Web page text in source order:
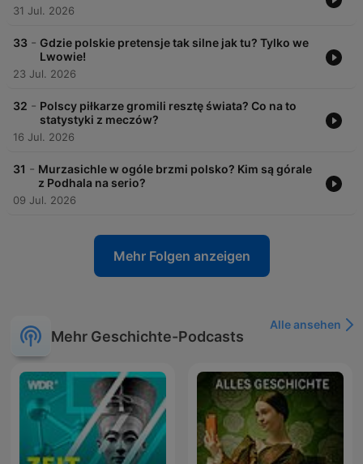
31 Jul. 2026
33 - Gdzie polskie pretensje tak silne jak tu? Tylko we
Lwowie!
23 Jul. 2026
32 - Polscy piłkarze gromili resztę świata? Co na to
statystyki z meczów?
16 Jul. 2026
31 - Murzasichle w ogóle brzmi polsko? Kim są górale
z Podhala na serio?
09 Jul. 2026
Mehr Folgen anzeigen
Mehr Geschichte-Podcasts
Alle ansehen